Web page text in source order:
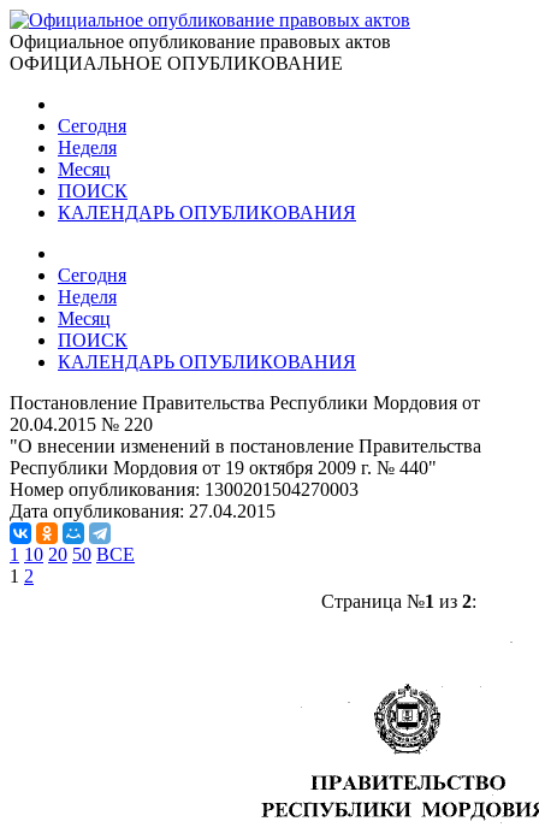
Официальное опубликование правовых актов
ОФИЦИАЛЬНОЕ ОПУБЛИКОВАНИЕ
Сегодня
Неделя
Месяц
ПОИСК
КАЛЕНДАРЬ ОПУБЛИКОВАНИЯ
Сегодня
Неделя
Месяц
ПОИСК
КАЛЕНДАРЬ ОПУБЛИКОВАНИЯ
Постановление Правительства Республики Мордовия от
20.04.2015 № 220
"О внесении изменений в постановление Правительства
Республики Мордовия от 19 октября 2009 г. № 440"
Номер опубликования: 1300201504270003
Дата опубликования: 27.04.2015
1 10 20 50 ВСЕ
1 2
Страница №1 из 2: